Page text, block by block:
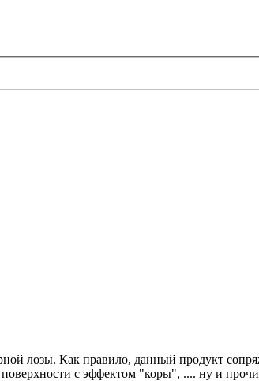
лозы. Как правило, данный продукт
поверхности с эффектом "коры", .... ну и